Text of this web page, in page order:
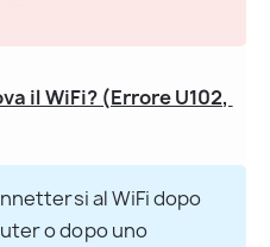
il WiFi? (Errore U102,
al WiFi dopo
o dopo uno